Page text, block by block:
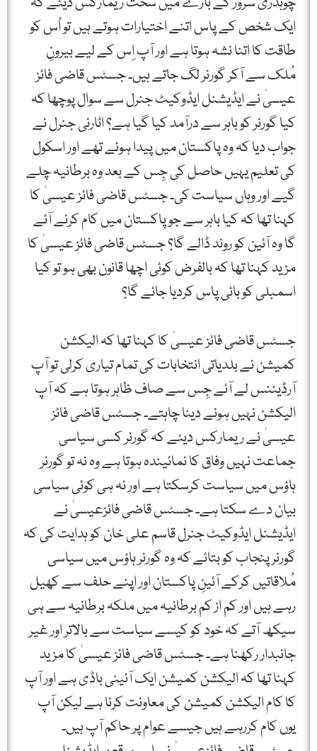
ایک شخص کے پاس اتنے اختیارات ہوتے ہیں تو اُس کو
طاقت کا اتنا نشہ ہوتا ہے اور آپ اِس کے لیے بیرونِ
مُلک سے آکر گورنر لگ جاتے ہیں۔ جسٹس قاضی فائز
عیسیٰ نے ایڈیشنل ایڈوکیٹ جنرل سے سوال پوچھا کہ
کیا گورنر کو باہر سے درآمد کیا گیا ہے؟ اٹارنی جنرل نے
جواب دیا کہ وہ پاکستان میں پیدا ہوئے تھے اور اسکول
کی تعلیم یہیں حاصل کی جِس کے بعد وہ برطانیہ چلے
گیے اور وہاں سیاست کی۔ جسٹس قاضی فائز عیسیٰ کا
کہنا تھا کہ کیا باہر سے جو پاکستان میں کام کرنے آئے
گا وہ آئین کو روند ڈالے گا؟ جسٹس قاضی فائز عیسیٰ کا
مزید کہنا تھا کہ بالفرض کوئی اچھا قانون بھی ہو تو کیا
اسمبلی کو بائی پاس کردیا جائے گا؟
جسٹس قاضی فائز عیسیٰ کا کہنا تھا کہ الیکشن
کمیشن نے بلدیاتی انتخابات کی تمام تیاری کرلی تو آپ
آرڈیننس لے آئے جِس سے صاف ظاہر ہوتا ہے کہ آپ
الیکشن نہیں ہونے دینا چاہتے۔ جسٹس قاضی فائز
عیسیٰ نے ریمارکس دیئے کہ گورنر کسی سیاسی
جماعت نہیں وفاق کا نمائیندہ ہوتا ہے وہ نہ تو گورنر
ہاؤس میں سیاست کرسکتا ہے اور نہ ہی کوئی سیاسی
بیان دے سکتا ہے۔ جسٹس قاضی فائزعیسیٰ نے
ایڈیشنل ایڈوکیٹ جنرل قاسم علی خان کو ہدایت کی کہ
گورنر پنجاب کو بتائے کہ وہ گورنر ہاؤس میں سیاسی
مُلاقاتیں کرکے آئینِ پاکستان اور اپنے حلف سے کھیل
رہے ہیں اور کم از کم برطانیہ میں ملکہ برطانیہ سے ہی
سیکھ آتے کہ خود کو کیسے سیاست سے بالاتر اور غیر
جانبدار رکھنا ہے۔ جسٹس قاضی فائز عیسیٰ کا مزید
کہنا تھا کہ الیکشن کمیشن ایک آئینی باڈی ہے اور آپ
کا کام الیکشن کمیشن کی معاونت کرنا ہے لیکن آپ
یوں کام کررہے ہیں جیسے عوام پر حاکم آپ ہیں۔